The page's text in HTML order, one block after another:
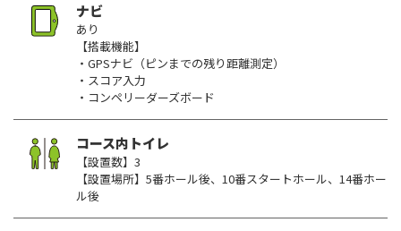
ナビ
あり
【搭載機能】
・GPSナビ（ピンまでの残り距離測定）
・スコア入力
・コンペリーダーズボード
コース内トイレ
【設置数】3
【設置場所】5番ホール後、10番スタートホール、14番ホー
ル後